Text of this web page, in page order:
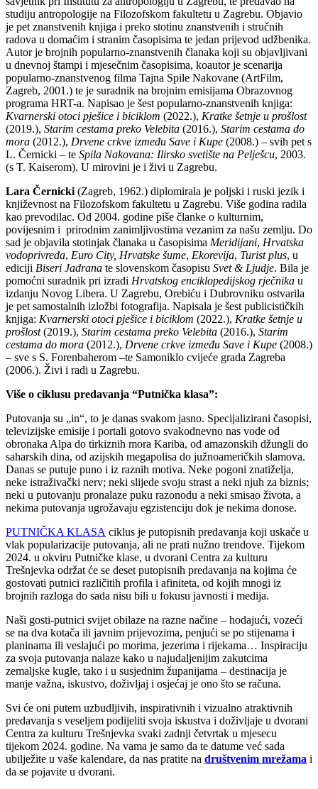
studiju antropologije na Filozofskom fakultetu u Zagrebu. Objavio
je pet znanstvenih knjiga i preko stotinu znanstvenih i stručnih
radova u domaćim i stranim časopisima te jedan prijevod udžbenika.
Autor je brojnih popularno-znanstvenih članaka koji su objavljivani
u dnevnoj štampi i mjesečnim časopisima, koautor je scenarija
popularno-znanstvenog filma Tajna Spile Nakovane (ArtFilm,
Zagreb, 2001.) te je suradnik na brojnim emisijama Obrazovnog
programa HRT-a. Napisao je šest popularno-znanstvenih knjiga:
Kvarnerski otoci pješice i biciklom (2022.), Kratke šetnje u prošlost
(2019.), Starim cestama preko Velebita (2016.), Starim cestama do
mora (2012.), Drvene crkve između Save i Kupe (2008.) – svih pet s
L. Černicki – te Spila Nakovana: Ilirsko svetište na Pelješcu, 2003.
(s T. Kaiserom). U mirovini je i živi u Zagrebu.
Lara Černicki (Zagreb, 1962.) diplomirala je poljski i ruski jezik i
književnost na Filozofskom fakultetu u Zagrebu. Više godina radila
kao prevodilac. Od 2004. godine piše članke o kulturnim,
povijesnim i prirodnim zanimljivostima vezanim za našu zemlju. Do
sad je objavila stotinjak članaka u časopisima Meridijani, Hrvatska
vodoprivreda, Euro City, Hrvatske šume, Ekorevija, Turist plus, u
ediciji Biseri Jadrana te slovenskom časopisu Svet & Ljudje. Bila je
pomoćni suradnik pri izradi Hrvatskog enciklopedijskog rječnika u
izdanju Novog Libera. U Zagrebu, Orebiću i Dubrovniku ostvarila
je pet samostalnih izložbi fotografija. Napisala je šest publicističkih
knjiga: Kvarnerski otoci pješice i biciklom (2022.), Kratke šetnje u
prošlost(2019.), Starim cestama preko Velebita (2016.), Starim
cestama do mora (2012.), Drvene crkve između Save i Kupe (2008.)
– sve s S. Forenbaherom –te Samoniklo cvijeće grada Zagreba
(2006.). Živi i radi u Zagrebu.
Više o ciklusu predavanja “Putnička klasa”:
Putovanja su „in“, to je danas svakom jasno. Specijalizirani časopisi,
televizijske emisije i portali gotovo svakodnevno nas vode od
obronaka Alpa do tirkiznih mora Kariba, od amazonskih džungli do
saharskih dina, od azijskih megapolisa do južnoameričkih slamova.
Danas se putuje puno i iz raznih motiva. Neke pogoni znatiželja,
neke istraživački nerv; neki slijede svoju strast a neki njuh za biznis;
neki u putovanju pronalaze puku razonodu a neki smisao života, a
nekima putovanja ugrožavaju egzistenciju dok je nekima donose.
PUTNIČKA KLASA ciklus je putopisnih predavanja koji uskače u
vlak popularizacije putovanja, ali ne prati nužno trendove. Tijekom
2024. u okviru Putničke klase, u dvorani Centra za kulturu
Trešnjevka održat će se deset putopisnih predavanja na kojima će
gostovati putnici različitih profila i afiniteta, od kojih mnogi iz
brojnih razloga do sada nisu bili u fokusu javnosti i medija.
Naši gosti-putnici svijet obilaze na razne načine – hodajući, vozeći
se na dva kotača ili javnim prijevozima, penjući se po stijenama i
planinama ili veslajući po morima, jezerima i rijekama… Inspiraciju
za svoja putovanja nalaze kako u najudaljenijim zakutcima
zemaljske kugle, tako i u susjednim županijama – destinacija je
manje važna, iskustvo, doživljaj i osjećaj je ono što se računa.
Svi će oni putem uzbudljivih, inspirativnih i vizualno atraktivnih
predavanja s veseljem podijeliti svoja iskustva i doživljaje u dvorani
Centra za kulturu Trešnjevka svaki zadnji četvrtak u mjesecu
tijekom 2024. godine. Na vama je samo da te datume već sada
ubilježite u vaše kalendare, da nas pratite na društvenim mrežama i
da se pojavite u dvorani.